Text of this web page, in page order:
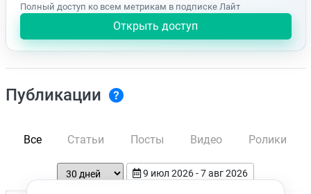
Полный доступ ко всем метрикам в подписке Лайт
Открыть доступ
Публикации
Все Статьи Посты Видео Ролики
9 июл 2026 - 7 авг 2026